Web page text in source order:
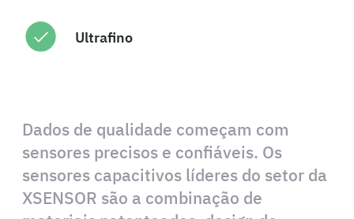
Dados de qualidade começam com
sensores precisos e confiáveis. Os
sensores capacitivos líderes do setor da
XSENSOR são a combinação de
Ultrafino